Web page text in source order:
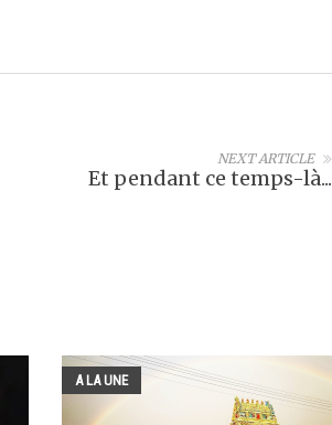
NEXT ARTICLE
Et pendant ce temps-là...
A LA UNE